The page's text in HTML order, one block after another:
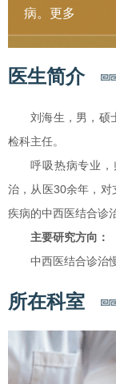
病。 更多
医生简介
刘海生，男，硕
检科主任。
呼吸热病专业
治，从医30余年，对
疾病的中西医结合诊
主要研究方向：
中西医结合诊治
所在科室